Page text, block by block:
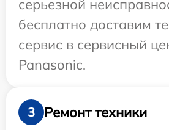
серьезной
бесплатно доставим
сервис в сервисный
Panasonic.
3
Ремонт техники